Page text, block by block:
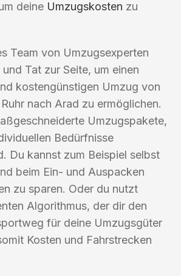
deine Umzugskosten zu
Team von Umzugsexperten
Tat zur Seite, um einen
kostengünstigen Umzug von
nach Arad zu ermöglichen.
Umzugspakete,
Bedürfnisse
Du kannst zum Beispiel selbst
beim Ein- und Auspacken
zu sparen. Oder du nutzt
Algorithmus, der dir den
für deine Umzugsgüter
Kosten und Fahrstrecken